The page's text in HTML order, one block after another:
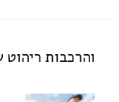
והרכבות ריהוט